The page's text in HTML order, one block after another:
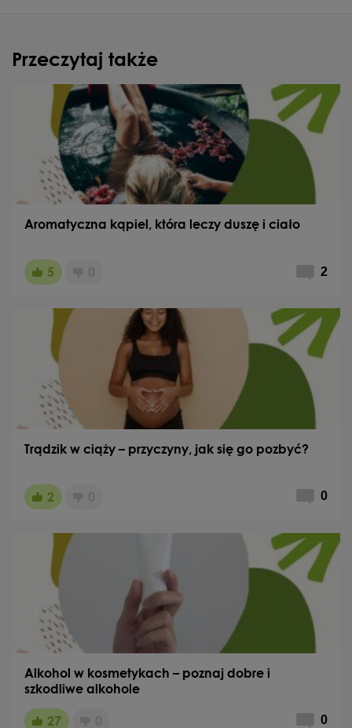
Przeczytaj także
Aromatyczna kąpiel, która leczy duszę i ciało
5 2
Trądzik w ciąży – przyczyny, jak się go pozbyć?
2 0
Alkohol w kosmetykach – poznaj dobre i
szkodliwe alkohole
27 0